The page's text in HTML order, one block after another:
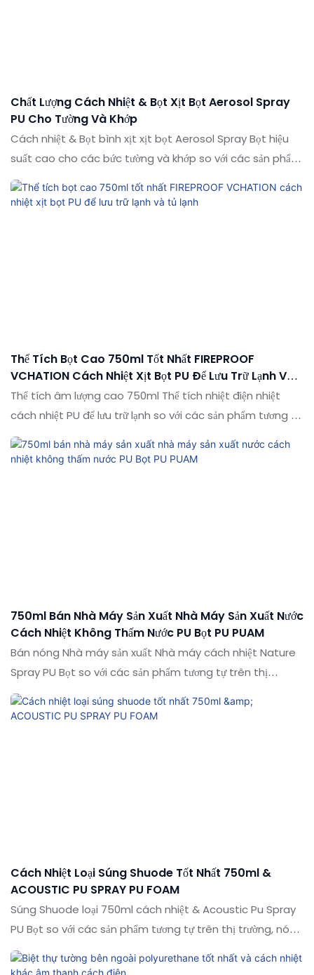
Chất Lượng Cách Nhiệt & Bọt Xịt Bọt Aerosol Spray
PU Cho Tường Và Khớp
Cách nhiệt & Bọt bình xịt xịt bọt Aerosol Spray Bọt hiệu
suất cao cho các bức tường và khớp so với các sản phẩm
tương tự trên thị trường, nó có những lợi thế nổi bật về mặt
hiệu suất, chất lượng, ngoại hình, v.v., và tận hưởng danh
Thể Tích Bọt Cao 750ml Tốt Nhất FIREPROOF
VCHATION Cách Nhiệt Xịt Bọt PU Để Lưu Trữ Lạnh Và
Tủ Lạnh
Thể tích âm lượng cao 750ml Thể tích nhiệt điện nhiệt
cách nhiệt PU để lưu trữ lạnh so với các sản phẩm tương tự
trên thị trường, nó có những lợi thế nổi bật về mặt hiệu
suất, chất lượng, ngoại hình, v.v. và tận hưởng danh tiếng
750ml Bán Nhà Máy Sản Xuất Nhà Máy Sản Xuất Nước
Cách Nhiệt Không Thấm Nước PU Bọt PU PUAM
Bán nóng Nhà máy sản xuất Nhà máy cách nhiệt Nature
Spray PU Bọt so với các sản phẩm tương tự trên thị
trường, nó có những lợi thế nổi bật về mặt hiệu suất, chất
lượng, ngoại hình, v.v., và tận hưởng danh tiếng tốt trên thị
Cách Nhiệt Loại Súng Shuode Tốt Nhất 750ml &
ACOUSTIC PU SPRAY PU FOAM
Súng Shuode loại 750ml cách nhiệt & Acoustic Pu Spray
PU Bọt so với các sản phẩm tương tự trên thị trường, nó
có những lợi thế nổi bật về mặt hiệu suất, chất lượng, ngoại
hình, v.v., và tận hưởng danh tiếng tốt trên thị trường.